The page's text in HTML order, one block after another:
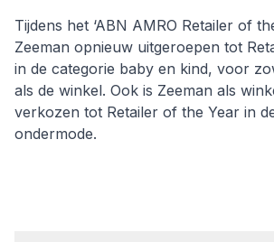
Tijdens het ‘ABN AMRO Retailer of
Zeeman opnieuw uitgeroepen tot
in de categorie baby en kind, voor
als de winkel. Ook is Zeeman als
verkozen tot Retailer of the Year in
ondermode.